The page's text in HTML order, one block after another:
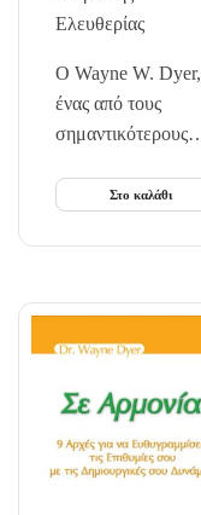
Ελευθερίας
Ο Wayne W. Dyer,
ένας από τους
σημαντικότερους
ανθρώπους της…
Στο καλάθι